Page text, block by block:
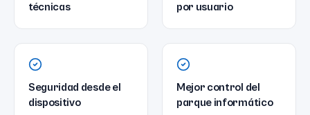
técnicas
por usuario
Seguridad desde el
dispositivo
Mejor control del
parque informático